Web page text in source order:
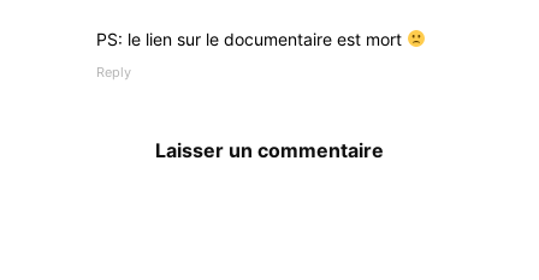
PS: le lien sur le documentaire est mort
Reply
Laisser un commentaire